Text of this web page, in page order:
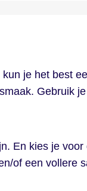
je het best
Gebruik
En kies je voor
of een vollere